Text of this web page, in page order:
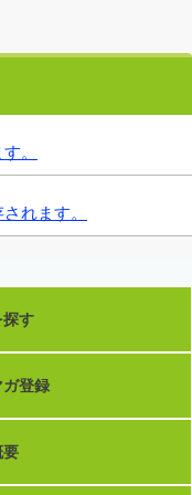
。
れます。
探す
ガ登録
要